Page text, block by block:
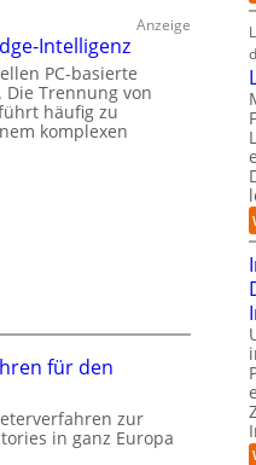
Anzeige
Intelligenz
PC-basierte
Trennung von
häufig zu
komplexen
für den
zur
in ganz Europa